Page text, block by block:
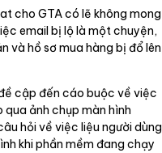
cho GTA có lẽ không mong
email bị lộ là một chuyện,
và hồ sơ mua hàng bị đổ lên
cập đến cáo buộc về việc
ảnh chụp màn hình
hỏi về việc liệu người dùng
khi phần mềm đang chạy